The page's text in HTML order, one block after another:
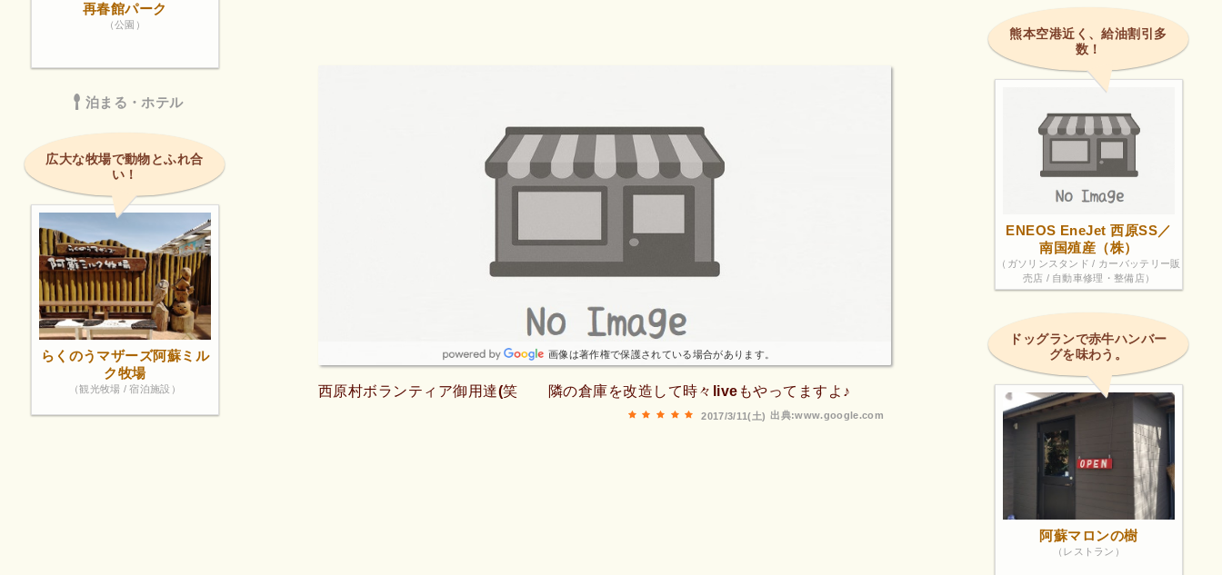
画像は著作権で保護されている場合があります。
西原村ボランティア御用達(笑 隣の倉庫を改造して時々liveもやってますよ♪
出典:www.google.com
2017/3/11(土)
再春館パーク
（公園）
泊まる・ホテル
広大な牧場で動物とふれ合
い！
らくのうマザーズ阿蘇ミル
ク牧場
（観光牧場 / 宿泊施設）
熊本空港近く、給油割引多
数！
ENEOS EneJet 西原SS／
南国殖産（株）
（ガソリンスタンド / カーバッテリー販
売店 / 自動車修理・整備店）
ドッグランで赤牛ハンバー
グを味わう。
阿蘇マロンの樹
（レストラン）